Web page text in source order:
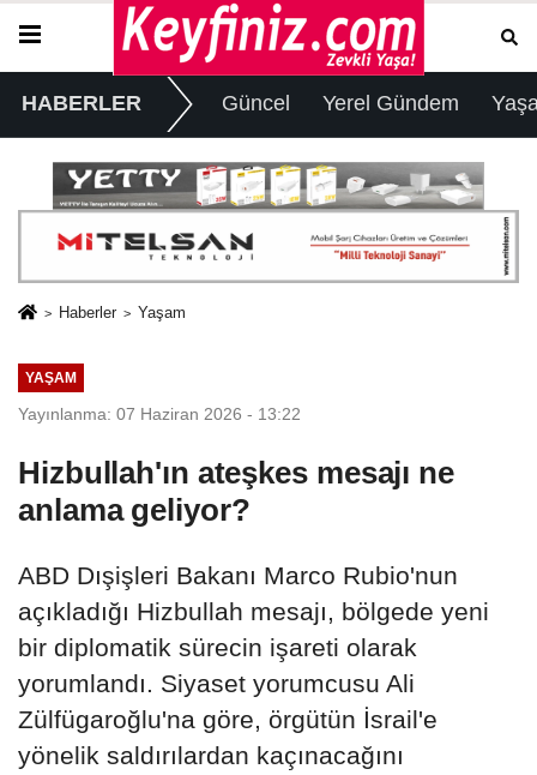
HABERLER Güncel Yerel Gündem
Haberler Yaşam
YAŞAM
Yayınlanma: 07 Haziran 2026 - 13:22
Hizbullah'ın ateşkes mesajı ne
anlama geliyor?
ABD Dışişleri Bakanı Marco Rubio'nun
açıkladığı Hizbullah mesajı, bölgede yeni
bir diplomatik sürecin işareti olarak
yorumlandı. Siyaset yorumcusu Ali
Zülfügaroğlu'na göre, örgütün İsrail'e
yönelik saldırılardan kaçınacağını